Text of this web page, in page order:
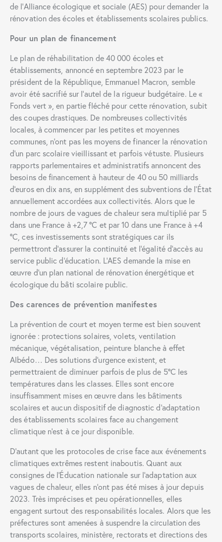
de l’Alliance écologique et sociale (AES) pour demander la
rénovation des écoles et établissements scolaires publics.
Pour un plan de financement
Le plan de réhabilitation de 40 000 écoles et
établissements, annoncé en septembre 2023 par le
président de la République, Emmanuel Macron, semble
avoir été sacrifié sur l’autel de la rigueur budgétaire. Le «
Fonds vert », en partie fléché pour cette rénovation, subit
des coupes drastiques. De nombreuses collectivités
locales, à commencer par les petites et moyennes
communes, n’ont pas les moyens de financer la rénovation
d’un parc scolaire vieillissant et parfois vétuste. Plusieurs
rapports parlementaires et administratifsannoncent des
besoins de financement à hauteur de 40 ou 50 milliards
d’euros en dix ans, en supplément des subventions de l’État
annuellement accordées aux collectivités. Alors que le
nombre de jours de vagues de chaleur sera multiplié par 5
dans une France à +2,7 °C et par 10 dans une France à +4
°C, ces investissements sont stratégiques car ils
permettront d’assurer la continuité et l’égalité d’accès au
service public d’éducation. L’AES demande la mise en
œuvre d’un plan national de rénovation énergétique et
écologique du bâti scolaire public.
Des carences de prévention manifestes
La prévention de court et moyen terme est bien souvent
ignorée : protections solaires, volets, ventilation
mécanique, végétalisation, peinture blanche à effet
Albédo… Des solutions d’urgence existent, et
permettraient de diminuer parfois de plus de 5°C les
températures dans les classes. Elles sont encore
insuffisamment mises en œuvre dans les bâtiments
scolaires et aucun dispositif de diagnostic d’adaptation
des établissements scolaires face au changement
climatique n’est à ce jour disponible.
D’autant que les protocoles de crise face aux événements
climatiques extrêmes restent inaboutis. Quant aux
consignes de l’Éducation nationale sur l’adaptation aux
vagues de chaleur, elles n’ont pas été mises à jour depuis
2023. Très imprécises et peu opérationnelles, elles
engagent surtout des responsabilités locales. Alors que les
préfectures sont amenées à suspendre la circulation des
transports scolaires, ministère, rectorats et directions des